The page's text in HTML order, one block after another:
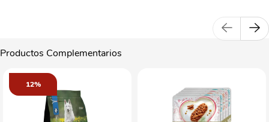
Productos Complementarios
12%